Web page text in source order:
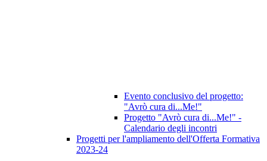
Evento conclusivo del progetto:
"Avrò cura di...Me!"
Progetto "Avrò cura di...Me!" -
Calendario degli incontri
Progetti per l'ampliamento dell'Offerta Formativa
2023-24